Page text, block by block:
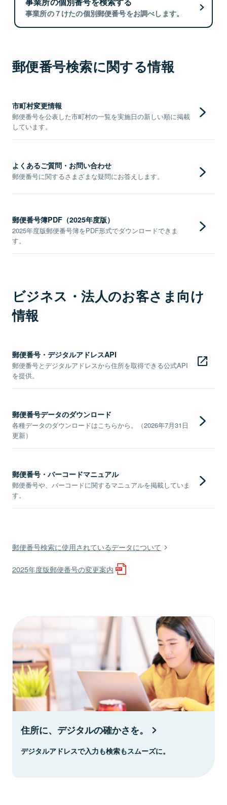
事業所の７けたの個別郵便番号をお調べします。
郵便番号検索に関する情報
市町村変更情報
郵便番号を公表した市町村の一覧を実施日の新しい順に掲載
しています。
よくあるご質問・お問い合わせ
郵便番号に関するさまざまな疑問にお答えします。
郵便番号簿PDF（2025年度版）
2025年度版郵便番号簿をPDF形式でダウンロードできま
す。
ビジネス・法人のお客さま向け
情報
郵便番号・デジタルアドレスAPI
郵便番号とデジタルアドレスから住所を取得できる公式API
を提供。
郵便番号データのダウンロード
各種データのダウンロードはこちらから。（2026年7月31日
更新）
郵便番号・バーコードマニュアル
郵便番号や、バーコードに関するマニュアルを掲載していま
す。
郵便番号検索に使用されているデータについて
2025年度版郵便番号の変更案内
住所に、デジタルの確かさを。
デジタルアドレスで入力も検索もスムーズに。